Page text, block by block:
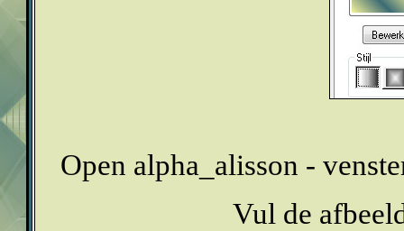
Open alpha_alisson -
Vul de